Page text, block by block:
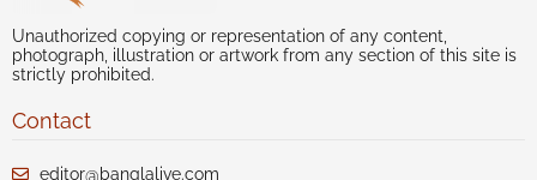
Unauthorized copying or representation of any content,
photograph, illustration or artwork from any section of this site is
strictly prohibited.
Contact
editor@banglalive.com